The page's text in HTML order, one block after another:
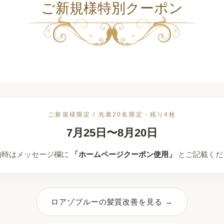
ご新規様特別クーポン
ご新規様限定 / 先着20名限定・残り4枚
7月25日〜8月20日
はメッセージ欄に 「ホームページクーポン使用」 とご記載く
ロアゾブルーの髪質改善を見る →